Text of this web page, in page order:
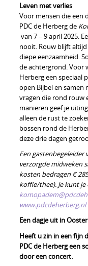
Leven met verlies
Voor mensen die een
PDC de Herberg de
van 7 – 9 april 2025.
nooit. Rouw blijft altijd
diepe eenzaamheid.
de achtergrond. Voor
Herberg een speciaal
open Bijbel en samen
vragen die rond rouw
manieren geef je
alleen de rust te
bossen rond de
deze drie dagen
Een gastenbegeleider
verzorgde midweken
kosten bedragen €
koffie/thee). Je kunt je
www.pdcdeherberg.nl
Een dagje uit in
Heeft u zin in een fijn
PDC de Herberg een
door een concert.